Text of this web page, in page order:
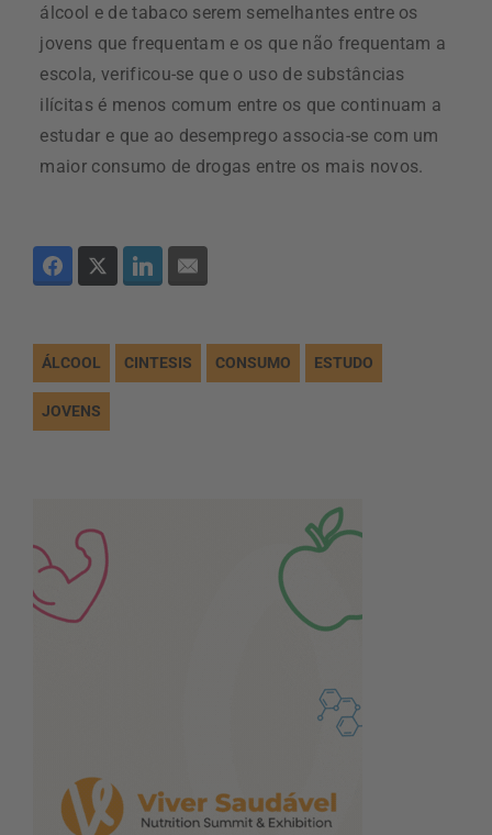
álcool e de tabaco serem semelhantes entre os
jovens que frequentam e os que não frequentam a
escola, verificou-se que o uso de substâncias
ilícitas é menos comum entre os que continuam a
estudar e que ao desemprego associa-se com um
maior consumo de drogas entre os mais novos.
ÁLCOOL CINTESIS CONSUMO ESTUDO
JOVENS